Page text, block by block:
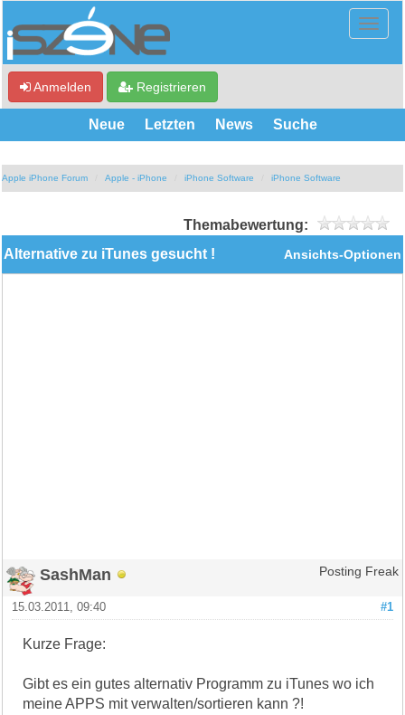
Anmelden Registrieren
Neue Letzten News Suche
Apple iPhone Forum Apple - iPhone iPhone Software iPhone Software
Themabewertung:
Ansichts-Optionen
Alternative zu iTunes gesucht !
SashMan Posting Freak
#1
15.03.2011, 09:40
Kurze Frage:
Gibt es ein gutes alternativ Programm zu iTunes wo ich
meine APPS mit verwalten/sortieren kann ?!